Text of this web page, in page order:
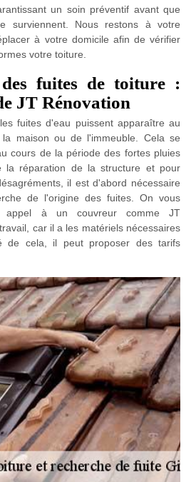
un soin préventif avant que
surviennent. Nous restons à votre
à votre domicile afin de vérifier
votre toiture.
fuites de toiture :
JT Rénovation
fuites d'eau puissent apparaître au
maison ou de l'immeuble. Cela se
cours de la période des fortes pluies
réparation de la structure et pour
il est d'abord nécessaire
de l'origine des fuites. On vous
appel à un couvreur comme JT
car il a les matériels nécessaires
de cela, il peut proposer des tarifs